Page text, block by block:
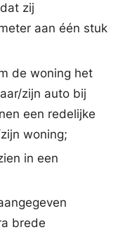
zij
aan één stuk
de woning het
zijn auto bij
een redelijke
woning;
in een
brede